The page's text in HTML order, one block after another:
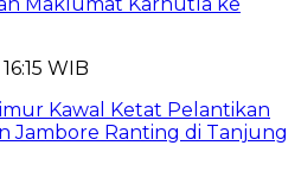
WIB
Kawal Ketat Pelantikan
Jambore Ranting di Tanjung